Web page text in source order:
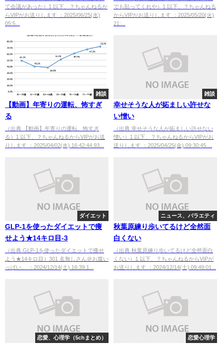
て会議があった）1 以下、？ちゃんねるか
らVIPがお送りします ：2025/06/25(水)
05:5...
でも貼ってくれや）1 以下、？ちゃんねる
からVIPがお送りします ：2025/05/20(火)
21:...
雑談
【動画】年寄りの運転、怖すぎ
る
（出典 【動画】年寄りの運転、怖すぎ
る）1 以下、？ちゃんねるからVIPがお送
りします ：2025/04/02(水) 16:42:44.93...
雑談
幸せそうな人が妬ましい許せな
い憎い
（出典 幸せそうな人が妬ましい許せない
憎い）1 以下、？ちゃんねるからVIPがお
送りします ：2025/04/25(金) 09:30:45....
ダイエット
GLP-1を使ったダイエットで痩
せよう★14キロ目-3
（出典 GLP-1を使ったダイエットで痩せ
よう★14キロ目）301 名無しさん＠お腹い
っぱい。 ：2024/12/14(土) 16:39:1...
ニュース、バラエティ
秋葉原練り歩いてるけど全然面
白くない
（出典 秋葉原練り歩いてるけど全然面白
くない）1 以下、？ちゃんねるからVIPが
お送りします ：2024/12/14(土) 09:49:01...
恋愛、心理学（5chまとめ） 恋愛心理学